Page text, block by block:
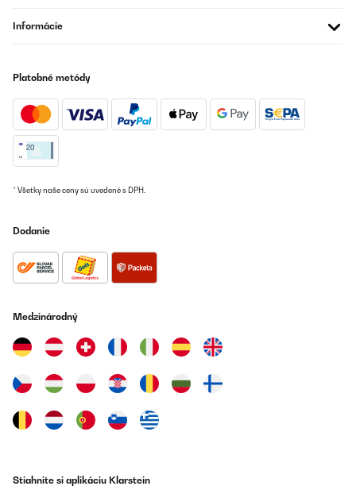
Informácie
Platobné metódy
* Všetky naše ceny sú uvedené s DPH.
Dodanie
Medzinárodný
Stiahnite si aplikáciu Klarstein